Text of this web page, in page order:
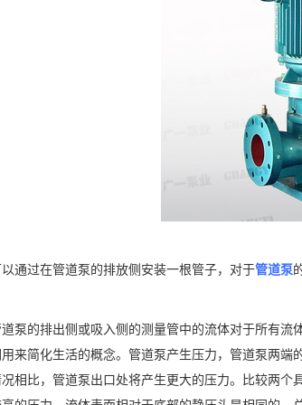
过在管道泵的排放侧安装一根管子，对于管道泵
的排出侧或吸入侧的测量管中的流体对于所有流
来简化生活的概念。管道泵产生压力，管道泵两
相比，管道泵出口处将产生更大的压力。比较两